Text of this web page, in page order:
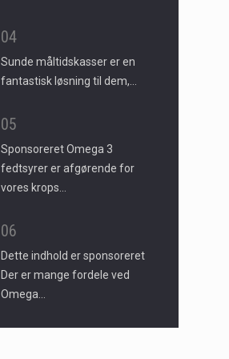
04
Sunde måltidskasser er en
fantastisk løsning til dem,…
05
Sponsoreret Omega 3
fedtsyrer er afgørende for
vores krops…
06
Dette indhold er sponsoreret
Der er mange fordele ved
Omega…